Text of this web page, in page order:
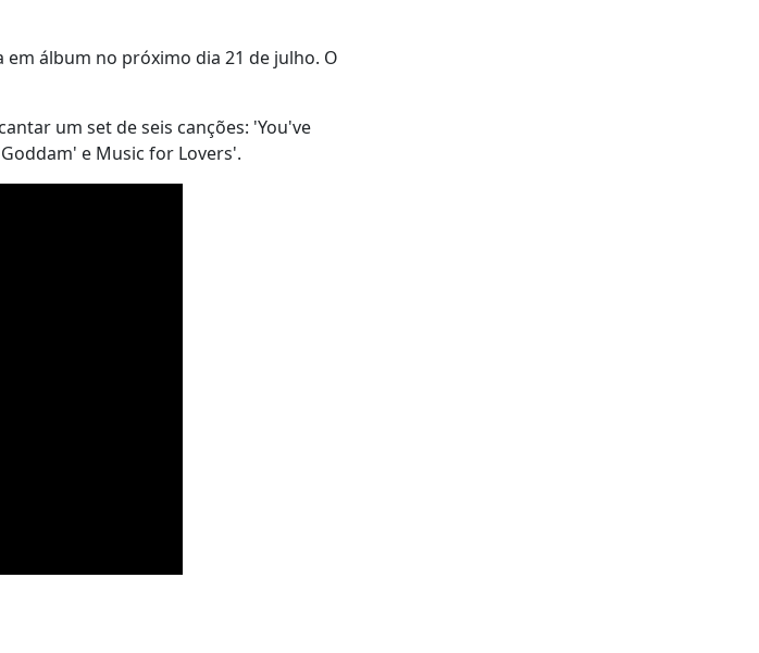
em álbum no próximo dia 21 de julho. O
um set de seis canções: 'You've
e Music for Lovers'.